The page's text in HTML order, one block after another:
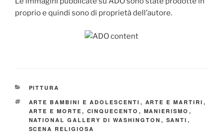
proprio e quindi sono di proprietà dell’autore.
CATEGORIE
PITTURA
TAG
ARTE BAMBINI E ADOLESCENTI , ARTE E MARTIRI ,
ARTE E MORTE , CINQUECENTO , MANIERISMO ,
NATIONAL GALLERY DI WASHINGTON , SANTI ,
SCENA RELIGIOSA